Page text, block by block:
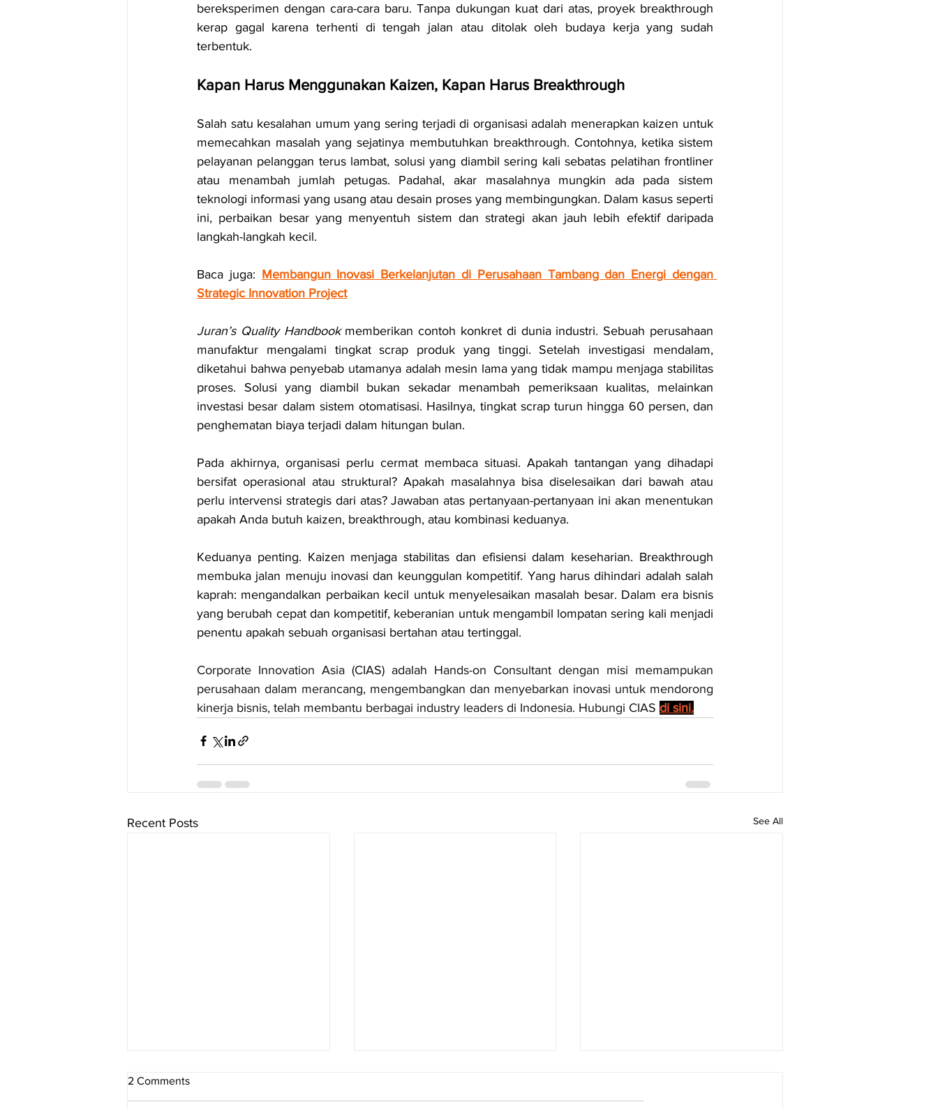
bereksperimen dengan cara-cara baru. Tanpa dukungan kuat dari atas, proyek breakthrough
kerap gagal karena terhenti di tengah jalan atau ditolak oleh budaya kerja yang sudah
terbentuk.
Kapan Harus Menggunakan Kaizen, Kapan Harus Breakthrough
Salah satu kesalahan umum yang sering terjadi di organisasi adalah menerapkan kaizen untuk
memecahkan masalah yang sejatinya membutuhkan breakthrough. Contohnya, ketika sistem
pelayanan pelanggan terus lambat, solusi yang diambil sering kali sebatas pelatihan frontliner
atau menambah jumlah petugas. Padahal, akar masalahnya mungkin ada pada sistem
teknologi informasi yang usang atau desain proses yang membingungkan. Dalam kasus seperti
ini, perbaikan besar yang menyentuh sistem dan strategi akan jauh lebih efektif daripada
langkah-langkah kecil.
Baca juga: Membangun Inovasi Berkelanjutan di Perusahaan Tambang dan Energi dengan
Strategic Innovation Project
Juran’s Quality Handbook memberikan contoh konkret di dunia industri. Sebuah perusahaan
manufaktur mengalami tingkat scrap produk yang tinggi. Setelah investigasi mendalam,
diketahui bahwa penyebab utamanya adalah mesin lama yang tidak mampu menjaga stabilitas
proses. Solusi yang diambil bukan sekadar menambah pemeriksaan kualitas, melainkan
investasi besar dalam sistem otomatisasi. Hasilnya, tingkat scrap turun hingga 60 persen, dan
penghematan biaya terjadi dalam hitungan bulan.
Pada akhirnya, organisasi perlu cermat membaca situasi. Apakah tantangan yang dihadapi
bersifat operasional atau struktural? Apakah masalahnya bisa diselesaikan dari bawah atau
perlu intervensi strategis dari atas? Jawaban atas pertanyaan-pertanyaan ini akan menentukan
apakah Anda butuh kaizen, breakthrough, atau kombinasi keduanya.
Keduanya penting. Kaizen menjaga stabilitas dan efisiensi dalam keseharian. Breakthrough
membuka jalan menuju inovasi dan keunggulan kompetitif. Yang harus dihindari adalah salah
kaprah: mengandalkan perbaikan kecil untuk menyelesaikan masalah besar. Dalam era bisnis
yang berubah cepat dan kompetitif, keberanian untuk mengambil lompatan sering kali menjadi
penentu apakah sebuah organisasi bertahan atau tertinggal.
Corporate Innovation Asia (CIAS) adalah Hands-on Consultant dengan misi memampukan
perusahaan dalam merancang, mengembangkan dan menyebarkan inovasi untuk mendorong
kinerja bisnis, telah membantu berbagai industry leaders di Indonesia. Hubungi CIAS di sini.
Recent Posts See All
2 Comments